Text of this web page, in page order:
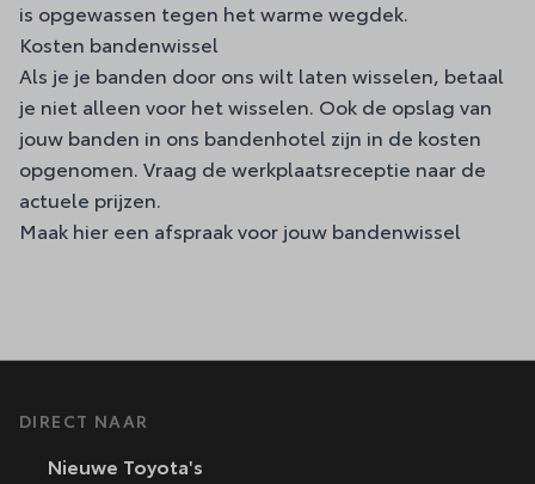
is opgewassen tegen het warme wegdek.
Kosten bandenwissel
Als je je banden door ons wilt laten wisselen, betaal
je niet alleen voor het wisselen. Ook de opslag van
jouw banden in ons bandenhotel zijn in de kosten
opgenomen. Vraag de werkplaatsreceptie naar de
actuele prijzen.
Maak hier een afspraak voor jouw bandenwissel
DIRECT NAAR
Nieuwe Toyota's